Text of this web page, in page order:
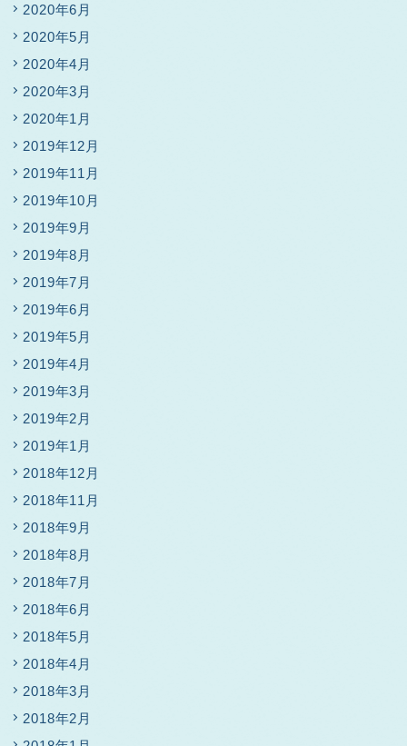
2020年6月
2020年5月
2020年4月
2020年3月
2020年1月
2019年12月
2019年11月
2019年10月
2019年9月
2019年8月
2019年7月
2019年6月
2019年5月
2019年4月
2019年3月
2019年2月
2019年1月
2018年12月
2018年11月
2018年9月
2018年8月
2018年7月
2018年6月
2018年5月
2018年4月
2018年3月
2018年2月